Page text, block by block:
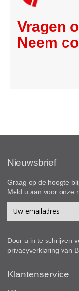
Vragen
Neem
Nieuwsbrief
Graag op de hoogte
Meld u aan voor onze
Door u in te schrijven
privacyverklaring van
Klantenservice